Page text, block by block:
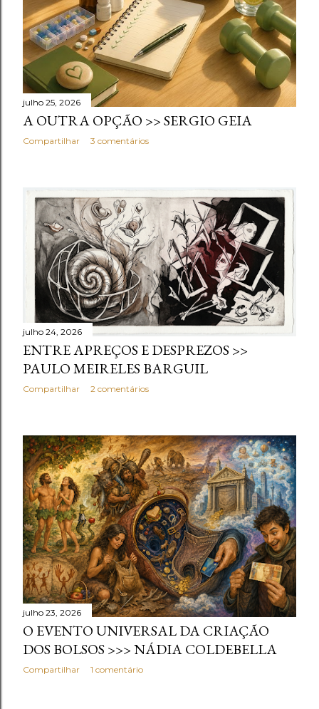
julho 25, 2026
A OUTRA OPÇÃO >> SERGIO GEIA
Compartilhar 3 comentários
julho 24, 2026
ENTRE APREÇOS E DESPREZOS >>
PAULO MEIRELES BARGUIL
Compartilhar 2 comentários
julho 23, 2026
O EVENTO UNIVERSAL DA CRIAÇÃO
DOS BOLSOS >>> NÁDIA COLDEBELLA
Compartilhar 1 comentário